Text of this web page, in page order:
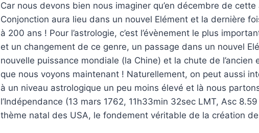
Car nous devons bien nous imaginer qu’en décembre de
Conjonction aura lieu dans un nouvel Elément et la dernière
à 200 ans ! Pour l’astrologie, c’est l’évènement le plus
et un changement de ce genre, un passage dans un nouvel
nouvelle puissance mondiale (la Chine) et la chute de l’ancien
que nous voyons maintenant ! Naturellement, on peut aussi
à un niveau astrologique un peu moins élevé et là nous
l’Indépendance (13 mars 1762, 11h33min 32sec LMT, Asc
thème natal des USA, le fondement véritable de la création